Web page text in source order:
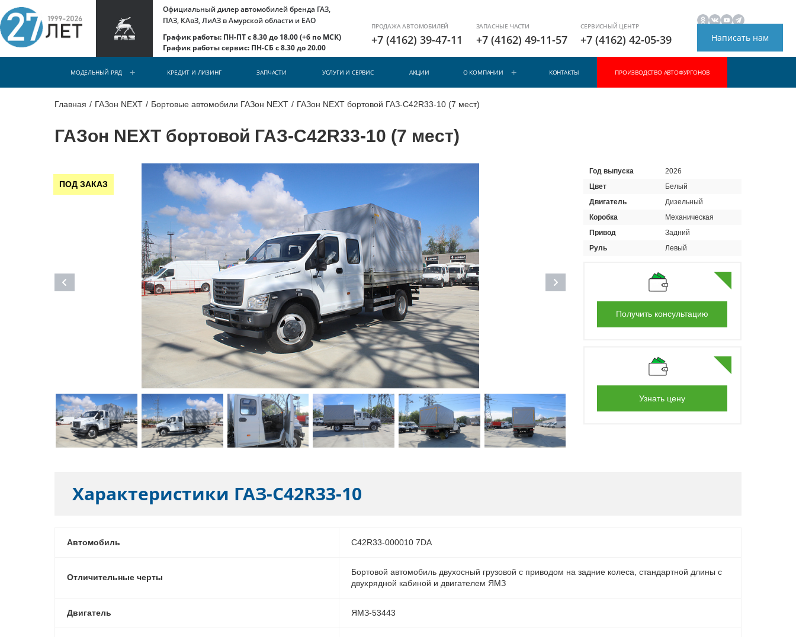
Официальный дилер автомобилей бренда ГАЗ,
ПАЗ, КАвЗ, ЛиАЗ в Амурской области и ЕАО
График работы: ПН-ПТ с 8.30 до 18.00 (+6 по МСК)
График работы сервис: ПН-СБ с 8.30 до 20.00
ПРОДАЖА АВТОМОБИЛЕЙ
+7 (4162) 39-47-11
ЗАПАСНЫЕ ЧАСТИ
+7 (4162) 49-11-57
СЕРВИСНЫЙ ЦЕНТР
+7 (4162) 42-05-39 Написать нам
МОДЕЛЬНЫЙ РЯД КРЕДИТ И ЛИЗИНГ ЗАПЧАСТИ УСЛУГИ И СЕРВИС АКЦИИ О КОМПАНИИ КОНТАКТЫ ПРОИЗВОДСТВО АВТОФУРГОНОВ
Главная / ГАЗон NEXT / Бортовые автомобили ГАЗон NEXT / ГАЗон NEXT бортовой ГАЗ-С42R33-10 (7 мест)
ГАЗон NEXT бортовой ГАЗ-С42R33-10 (7 мест)
ПОД ЗАКАЗ
Год выпуска
2026
Цвет
Белый
Двигатель
Дизельный
Коробка
Механическая
Привод
Задний
Руль
Левый
Получить консультацию
Узнать цену
Характеристики ГАЗ-С42R33-10
Автомобиль C42R33-000010 7DA
Отличительные черты
Бортовой автомобиль двухосный грузовой с приводом на задние колеса, стандартной длины с
двухрядной кабиной и двигателем ЯМЗ
Двигатель ЯМЗ-53443